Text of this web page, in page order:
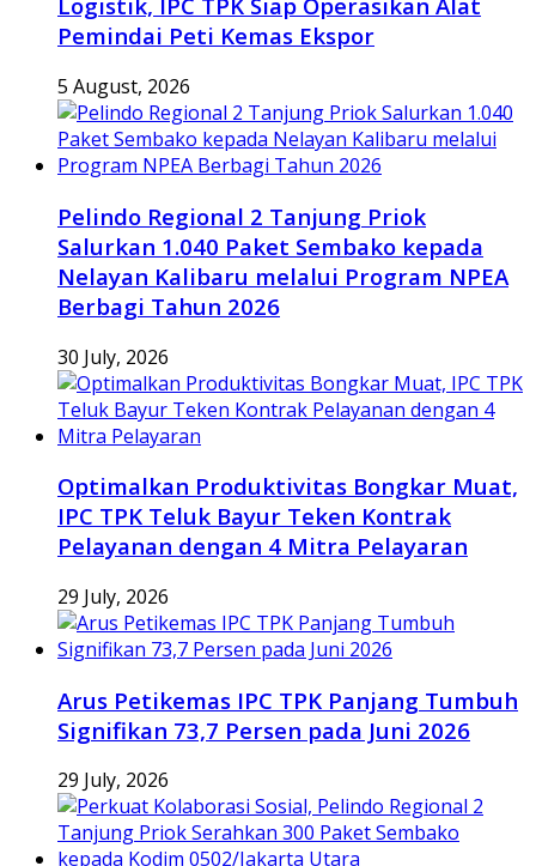
Pemindai Peti Kemas Ekspor
5 August, 2026
Pelindo Regional 2 Tanjung Priok
Salurkan 1.040 Paket Sembako kepada
Nelayan Kalibaru melalui Program NPEA
Berbagi Tahun 2026
30 July, 2026
Optimalkan Produktivitas Bongkar Muat,
IPC TPK Teluk Bayur Teken Kontrak
Pelayanan dengan 4 Mitra Pelayaran
29 July, 2026
Arus Petikemas IPC TPK Panjang Tumbuh
Signifikan 73,7 Persen pada Juni 2026
29 July, 2026